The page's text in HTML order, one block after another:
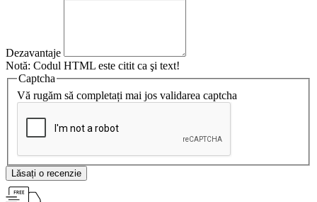
Dezavantaje
Notă: Codul HTML este citit ca şi text!
Captcha
Vă rugăm să completați mai jos validarea captcha
Lăsați o recenzie